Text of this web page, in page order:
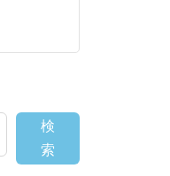
検
索